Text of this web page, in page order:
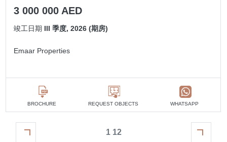
3 000 000 AED
竣工日期 III 季度, 2026 (期房)
Emaar Properties
BROCHURE REQUEST OBJECTS WHATSAPP
1 12